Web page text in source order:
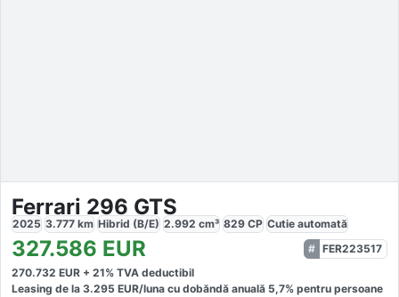
Ferrari 296 GTS
2025 3.777 km Hibrid (B/E) 2.992 cm³ 829 CP Cutie automată
327.586 EUR
FER223517
270.732 EUR + 21% TVA deductibil
Leasing de la 3.295 EUR/luna cu dobăndă anuală 5,7% pentru persoane